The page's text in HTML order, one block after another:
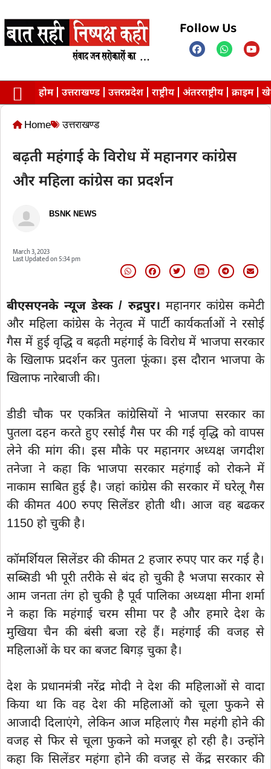
Follow Us
होम उत्तराखण्ड उत्तरप्रदेश राष्ट्रीय अंतरराष्ट्रीय क्राइम
Home उत्तराखण्ड
बढ़ती महंगाई के विरोध में महानगर कांग्रेस
और महिला कांग्रेस का प्रदर्शन
BSNK NEWS
March 3, 2023
Last Updated on5:34 pm
बीएसएनके न्यूज डेस्क / रुद्रपुर। महानगर कांग्रेस कमेटी
और महिला कांग्रेस के नेतृत्व में पार्टी कार्यकर्ताओं ने रसोई
गैस में हुई वृद्धि व बढ़ती महंगाई के विरोध में भाजपा सरकार
के खिलाफ प्रदर्शन कर पुतला फूंका। इस दौरान भाजपा के
खिलाफ नारेबाजी की।
डीडी चौक पर एकत्रित कांग्रेसियों ने भाजपा सरकार का
पुतला दहन करते हुए रसोई गैस पर की गई वृद्धि को वापस
लेने की मांग की। इस मौके पर महानगर अध्यक्ष जगदीश
तनेजा ने कहा कि भाजपा सरकार महंगाई को रोकने में
नाकाम साबित हुई है। जहां कांग्रेस की सरकार में घरेलू गैस
की कीमत 400 रुपए सिलेंडर होती थी। आज वह बढकर
1150 हो चुकी है।
कॉमर्शियल सिलेंडर की कीमत 2 हजार रुपए पार कर गई है।
सब्सिडी भी पूरी तरीके से बंद हो चुकी है भजपा सरकार से
आम जनता तंग हो चुकी है पूर्व पालिका अध्यक्षा मीना शर्मा
ने कहा कि महंगाई चरम सीमा पर है और हमारे देश के
मुखिया चैन की बंसी बजा रहे हैं। महंगाई की वजह से
महिलाओं के घर का बजट बिगड़ चुका है।
देश के प्रधानमंत्री नरेंद्र मोदी ने देश की महिलाओं से वादा
किया था कि वह देश की महिलाओं को चूला फुकने से
आजादी दिलाएंगे, लेकिन आज महिलाएं गैस महंगी होने की
वजह से फिर से चूला फुकने को मजबूर हो रही है। उन्होंने
कहा कि सिलेंडर महंगा होने की वजह से केंद्र सरकार की